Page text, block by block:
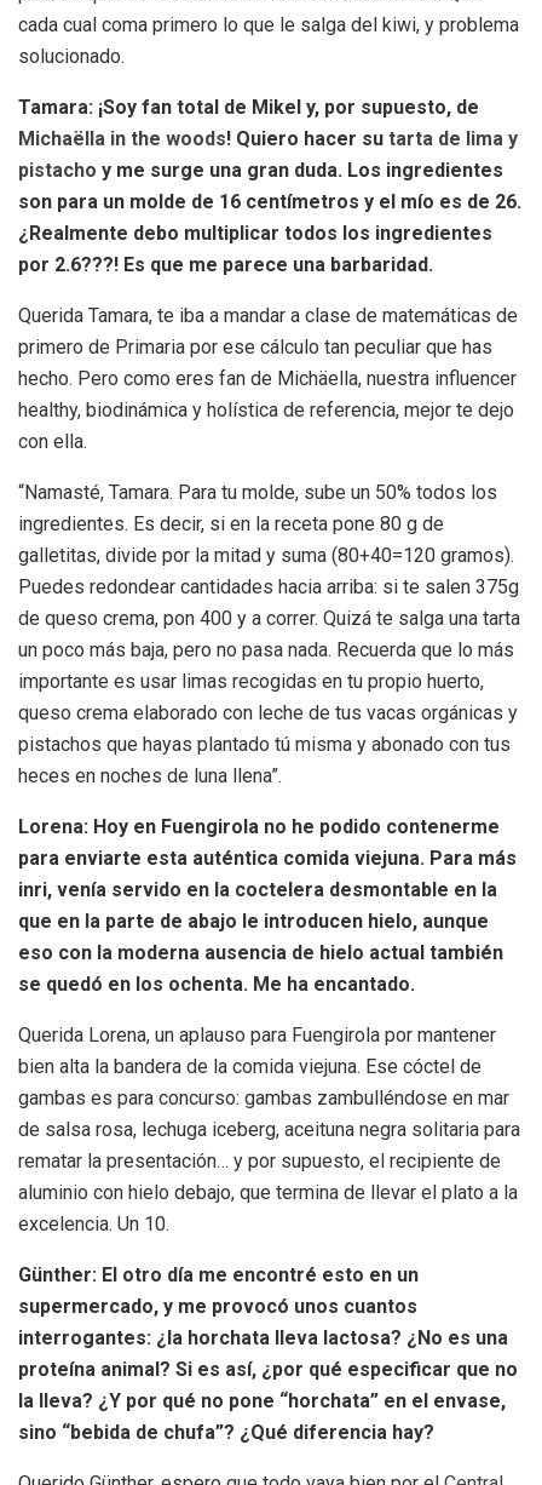
cada cual coma primero lo que le salga del kiwi, y problema
solucionado.
Tamara: ¡Soy fan total de Mikel y, por supuesto, de
Michaëlla in the woods! Quiero hacer su tarta de lima y
pistacho y me surge una gran duda. Los ingredientes
son para un molde de 16 centímetros y el mío es de 26.
¿Realmente debo multiplicar todos los ingredientes
por 2.6???! Es que me parece una barbaridad.
Querida Tamara, te iba a mandar a clase de matemáticas de
primero de Primaria por ese cálculo tan peculiar que has
hecho. Pero como eres fan de Michäella, nuestra influencer
healthy, biodinámica y holística de referencia, mejor te dejo
con ella.
“Namasté, Tamara. Para tu molde, sube un 50% todos los
ingredientes. Es decir, si en la receta pone 80 g de
galletitas, divide por la mitad y suma (80+40=120 gramos).
Puedes redondear cantidades hacia arriba: si te salen 375g
de queso crema, pon 400 y a correr. Quizá te salga una tarta
un poco más baja, pero no pasa nada. Recuerda que lo más
importante es usar limas recogidas en tu propio huerto,
queso crema elaborado con leche de tus vacas orgánicas y
pistachos que hayas plantado tú misma y abonado con tus
heces en noches de luna llena”.
Lorena: Hoy en Fuengirola no he podido contenerme
para enviarte esta auténtica comida viejuna. Para más
inri, venía servido en la coctelera desmontable en la
que en la parte de abajo le introducen hielo, aunque
eso con la moderna ausencia de hielo actual también
se quedó en los ochenta. Me ha encantado.
Querida Lorena, un aplauso para Fuengirola por mantener
bien alta la bandera de la comida viejuna. Ese cóctel de
gambas es para concurso: gambas zambulléndose en mar
de salsa rosa, lechuga iceberg, aceituna negra solitaria para
rematar la presentación… y por supuesto, el recipiente de
aluminio con hielo debajo, que termina de llevar el plato a la
excelencia. Un 10.
Günther: El otro día me encontré esto en un
supermercado, y me provocó unos cuantos
interrogantes: ¿la horchata lleva lactosa? ¿No es una
proteína animal? Si es así, ¿por qué especificar que no
la lleva? ¿Y por qué no pone “horchata” en el envase,
sino “bebida de chufa”? ¿Qué diferencia hay?